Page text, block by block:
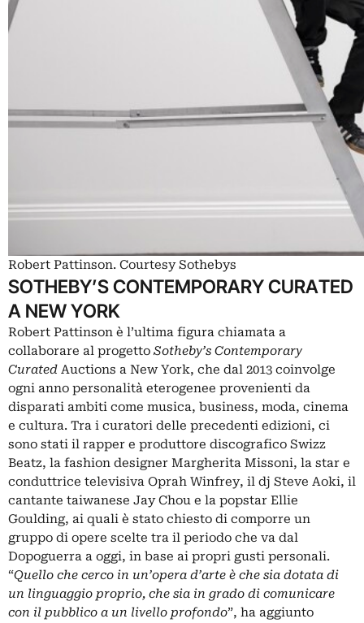
Robert Pattinson. Courtesy Sothebys
SOTHEBY’S CONTEMPORARY CURATED
A NEW YORK
Robert Pattinson è l’ultima figura chiamata a
collaborare al progetto Sotheby’s Contemporary
Curated Auctions a New York, che dal 2013 coinvolge
ogni anno personalità eterogenee provenienti da
disparati ambiti come musica, business, moda, cinema
e cultura. Tra i curatori delle precedenti edizioni, ci
sono stati il rapper e produttore discografico Swizz
Beatz, la fashion designer Margherita Missoni, la star e
conduttrice televisiva Oprah Winfrey, il dj Steve Aoki, il
cantante taiwanese Jay Chou e la popstar Ellie
Goulding, ai quali è stato chiesto di comporre un
gruppo di opere scelte tra il periodo che va dal
Dopoguerra a oggi, in base ai propri gusti personali.
“Quello che cerco in un’opera d’arte è che sia dotata di
un linguaggio proprio, che sia in grado di comunicare
con il pubblico a un livello profondo”, ha aggiunto